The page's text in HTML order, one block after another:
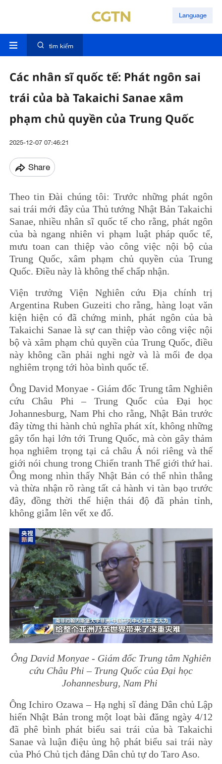
Language
tìm kiếm
Các nhân sĩ quốc tế: Phát ngôn sai
trái của bà Takaichi Sanae xâm
phạm chủ quyền của Trung Quốc
2025-12-07 07:46:21
Share
Theo tin Đài chúng tôi: Trước những phát ngôn
sai trái mới đây của Thủ tướng Nhật Bản Takaichi
Sanae, nhiều nhân sĩ quốc tế cho rằng, phát ngôn
của bà ngang nhiên vi phạm luật pháp quốc tế,
mưu toan can thiệp vào công việc nội bộ của
Trung Quốc, xâm phạm chủ quyền của Trung
Quốc. Điều này là không thể chấp nhận.
Viện trưởng Viện Nghiên cứu Địa chính trị
Argentina Ruben Guzeiti‌ cho rằng, hàng loạt văn
kiện hiện có đã chứng minh, phát ngôn của bà
Takaichi Sanae là sự can thiệp vào công việc nội
bộ và xâm phạm chủ quyền của Trung Quốc, điều
này không cần phải nghi ngờ và là mối đe dọa
nghiêm trọng tới hòa bình quốc tế.
Ông David Monyae - Giám đốc Trung tâm Nghiên
cứu Châu Phi – Trung Quốc của Đại học
Johannesburg, Nam Phi cho rằng, Nhật Bản trước
đây từng thi hành chủ nghĩa phát xít, không những
gây tổn hại lớn tới Trung Quốc, mà còn gây thảm
họa nghiêm trọng tại cả châu Á nói riêng và thế
giới nói chung trong Chiến tranh Thế giới thứ hai.
Ông mong nhìn thấy Nhật Bản có thể nhìn thẳng
và thừa nhận rõ ràng tất cả hành vi tàn bạo trước
đây, đồng thời thể hiện thái độ đã phản tỉnh,
không giẫm lên vết xe đổ.
Ông David Monyae - Giám đốc Trung tâm Nghiên
cứu Châu Phi – Trung Quốc của Đại học
Johannesburg, Nam Phi
Ông Ichiro Ozawa – Hạ nghị sĩ đảng Dân chủ Lập
hiến Nhật Bản trong một loạt bài đăng ngày 4/12
đã phê bình phát biểu sai trái của bà Takaichi
Sanae và luận điệu ủng hộ phát biểu sai trái này
của Phó Chủ tịch đảng Dân chủ tự do Taro Aso.